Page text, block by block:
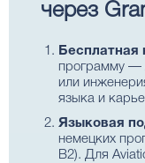
через
Бесплатная
программу —
или
языка и
Языковая
немецких
B2). Для